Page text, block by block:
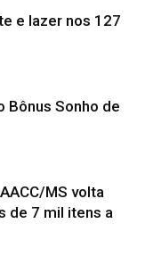
e lazer nos 127
Bônus Sonho de
MS volta
de 7 mil itens a